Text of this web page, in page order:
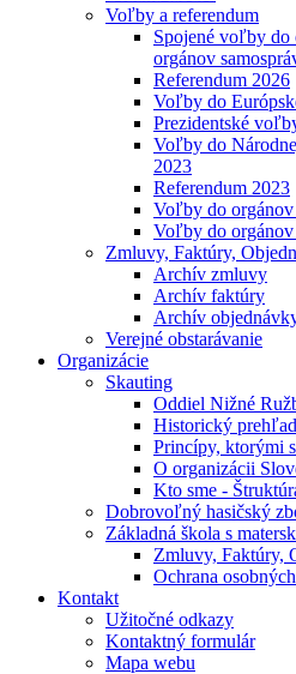
Voľby a referendum
Spojené voľby do
orgánov
Referendum 2026
Voľby do
Prezidentské
Voľby do
2023
Referendum 2023
Voľby do orgánov
Voľby do orgánov
Zmluvy, Faktúry,
Archív zmluvy
Archív faktúry
Archív
Verejné obstarávanie
Organizácie
Skauting
Oddiel Nižné
Historický
Princípy, ktorými
O organizácii
Kto sme -
Dobrovoľný hasičský
Základná škola s
Zmluvy, Faktúry,
Ochrana
Kontakt
Užitočné odkazy
Kontaktný formulár
Mapa webu